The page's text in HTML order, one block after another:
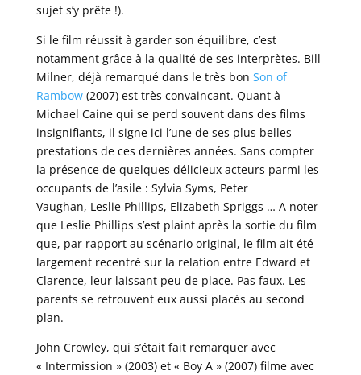
sujet s’y prête !).
Si le film réussit à garder son équilibre, c’est
notamment grâce à la qualité de ses interprètes. Bill
Milner, déjà remarqué dans le très bon Son of
Rambow (2007) est très convaincant. Quant à
Michael Caine qui se perd souvent dans des films
insignifiants, il signe ici l’une de ses plus belles
prestations de ces dernières années. Sans compter
la présence de quelques délicieux acteurs parmi les
occupants de l’asile : Sylvia Syms, Peter
Vaughan, Leslie Phillips, Elizabeth Spriggs … A noter
que Leslie Phillips s’est plaint après la sortie du film
que, par rapport au scénario original, le film ait été
largement recentré sur la relation entre Edward et
Clarence, leur laissant peu de place. Pas faux. Les
parents se retrouvent eux aussi placés au second
plan.
John Crowley, qui s’était fait remarquer avec
« Intermission » (2003) et « Boy A » (2007) filme avec